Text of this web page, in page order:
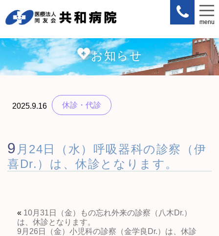
menu
お知らせ
2025.9.16 休診・代診
9 月24日（水）呼吸器科の診察（伊
喜Dr.）は、休診となります。
« 10月31日（金）もの忘れ外来の診察（八木Dr.）
は、休診となります。
9月26日（金）小児科の診察（金学良Dr.）は、休診